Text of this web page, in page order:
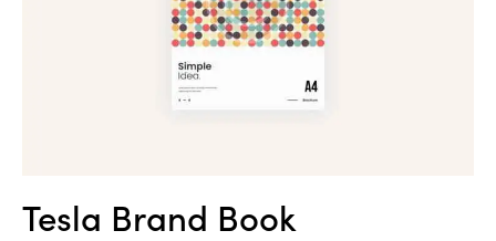
Tesla Brand Book